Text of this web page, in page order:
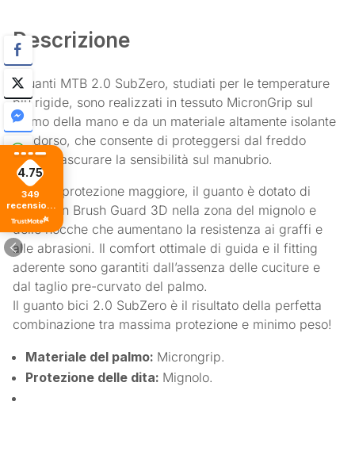
Descrizione
I guanti MTB 2.0 SubZero, studiati per le temperature
più rigide, sono realizzati in tessuto MicronGrip sul
palmo della mano e da un materiale altamente isolante
sul dorso, che consente di proteggersi dal freddo
senza trascurare la sensibilità sul manubrio.
Per una protezione maggiore, il guanto è dotato di
rinforzi in Brush Guard 3D nella zona del mignolo e
delle nocche che aumentano la resistenza ai graffi e
alle abrasioni. Il comfort ottimale di guida e il fitting
aderente sono garantiti dall’assenza delle cuciture e
dal taglio pre-curvato del palmo.
Il guanto bici 2.0 SubZero è il risultato della perfetta
combinazione tra massima protezione e minimo peso!
Materiale del palmo: Microngrip.
Protezione delle dita: Mignolo.
4.75
349
recensioni
di tutti i